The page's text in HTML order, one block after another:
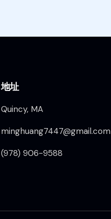
地址
Quincy, MA
minghuang7447@gmail.com
(978) 906-9588